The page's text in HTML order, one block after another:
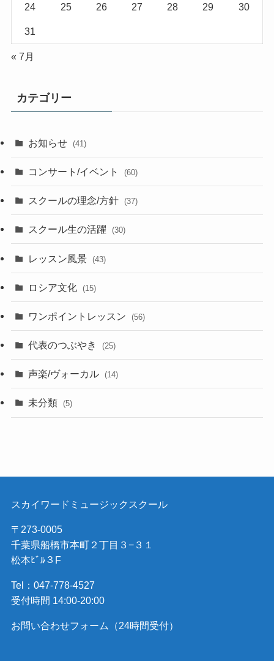
24 25 26 27 28 29 30
31
« 7月
カテゴリー
お知らせ (41)
コンサート/イベント (60)
スクールの理念/方針 (37)
スクール生の活躍 (30)
レッスン風景 (43)
ロシア文化 (15)
ワンポイントレッスン (56)
代表のつぶやき (25)
声楽/ヴォーカル (14)
未分類 (5)
スカイワードミュージックスクール
〒273-0005
千葉県船橋市本町２丁目３−３１
松本ﾋﾞﾙ３F
Tel：047-778-4527
受付時間 14:00-20:00
お問い合わせフォーム（24時間受付）